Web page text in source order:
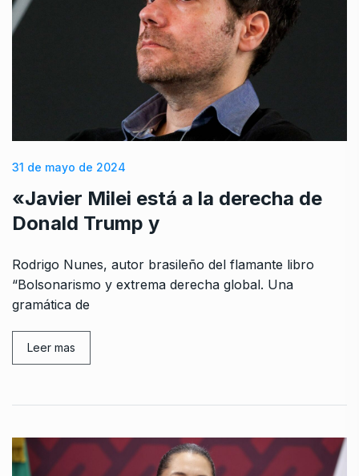
31 de mayo de 2024
«Javier Milei está a la derecha de
Donald Trump y
Rodrigo Nunes, autor brasileño del flamante libro
“Bolsonarismo y extrema derecha global. Una
gramática de
Leer mas